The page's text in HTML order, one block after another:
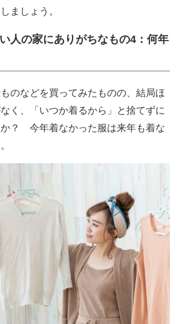
ましょう。
人の家にありがちなもの4：何年
のなどを買ってみたものの、結局ほ
く、「いつか着るから」と捨てずに
？ 今年着なかった服は来年も着な